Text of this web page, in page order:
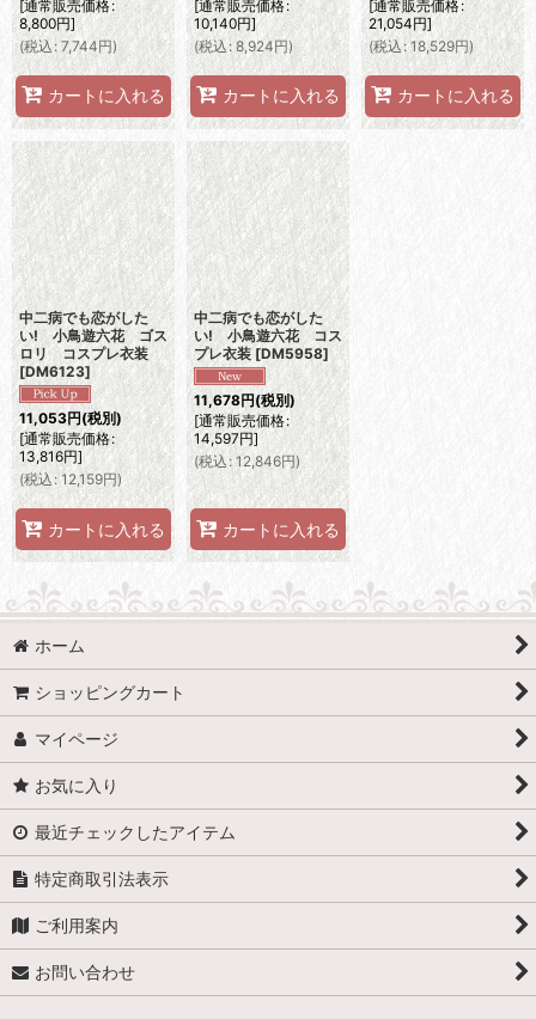
[通常販売価格:
8,800円]
(税込: 7,744円)
カートに入れる
[通常販売価格:
10,140円]
(税込: 8,924円)
カートに入れる
[通常販売価格:
21,054円]
(税込: 18,529円)
カートに入れる
中二病でも恋がした
い! 小鳥遊六花 ゴス
ロリ コスプレ衣装
[DM6123]
11,053円(税別)
[通常販売価格:
13,816円]
(税込 : 12,159円)
カートに入れる
中二病でも恋がした
い! 小鳥遊六花 コス
プレ衣装 [DM5958]
11,678円(税別)
[通常販売価格:
14,597円]
(税込: 12,846円)
カートに入れる
ホーム
ショッピングカート
マイページ
お気に入り
最近チェックしたアイテム
特定商取引法表示
ご利用案内
お問い合わせ